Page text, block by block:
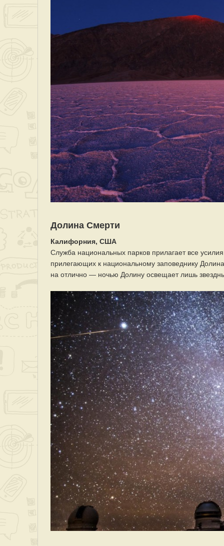
Долина Смерти
Калифорния, США
Служба национальных парков прилагает все
прилегающих к национальному заповеднику
на отлично — ночью Долину освещает лишь